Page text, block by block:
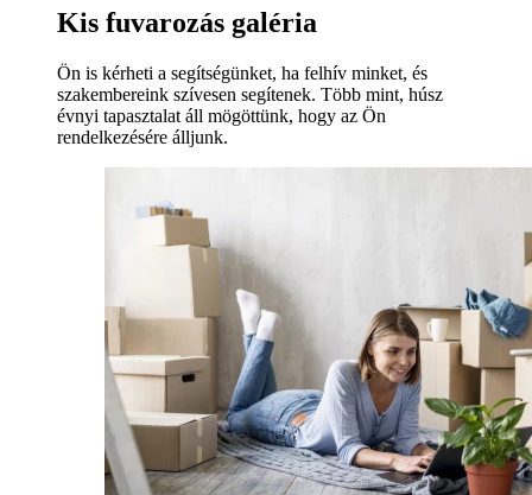
Kis fuvarozás galéria
Ön is kérheti a segítségünket, ha felhív minket, és
szakembereink szívesen segítenek. Több mint, húsz
évnyi tapasztalat áll mögöttünk, hogy az Ön
rendelkezésére álljunk.